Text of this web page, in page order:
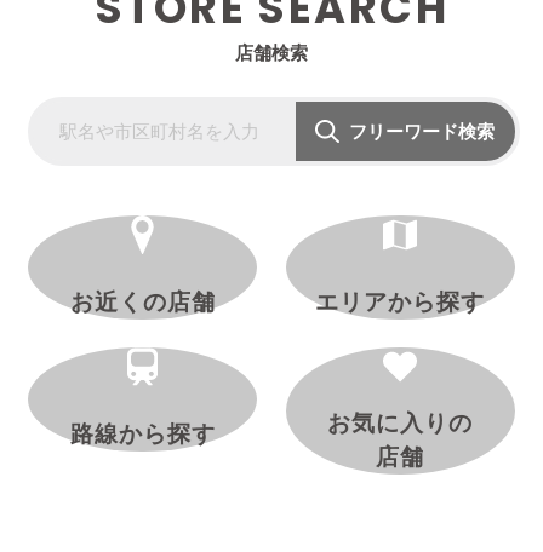
店舗検索
フリーワード検索
お近くの店舗 エリアから探す
路線から探す
お気に入りの
店舗